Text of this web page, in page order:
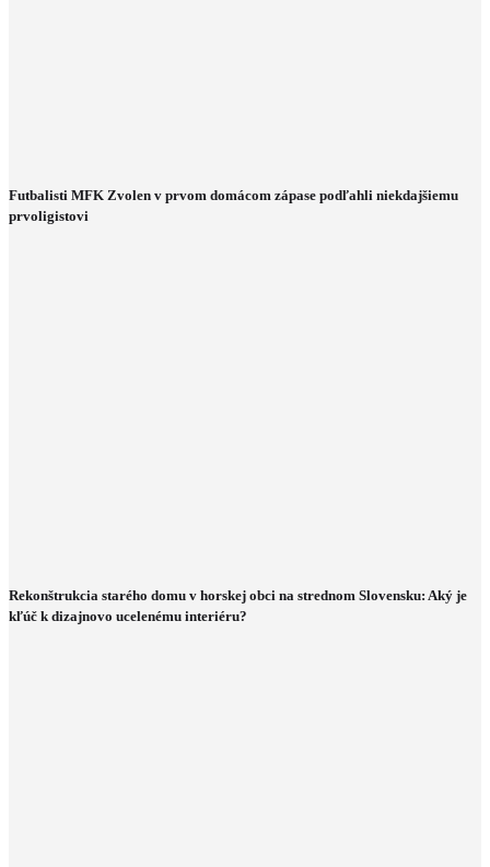
Futbalisti MFK Zvolen v prvom domácom zápase podľahli niekdajšiemu
prvoligistovi
Rekonštrukcia starého domu v horskej obci na strednom Slovensku: Aký je
kľúč k dizajnovo ucelenému interiéru?